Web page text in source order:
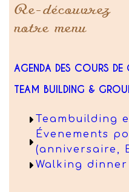
Re-découvrez
notre menu
AGENDA DES COURS DE
TEAM BUILDING &
Teambuilding
Évenements
(anniversaire,
Walking dinner